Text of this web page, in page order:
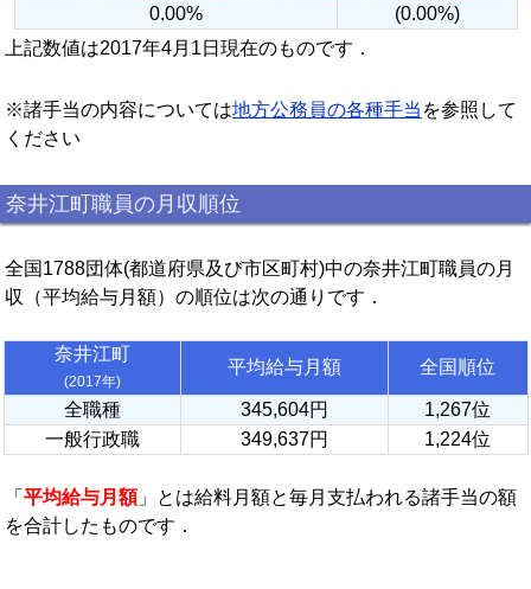
0.00%
(0.00%)
上記数値は2017年4月1日現在のものです．
※諸手当の内容については地方公務員の各種手当 を参照して
ください
奈井江町職員の月収順位
全国1788団体(都道府県及び市区町村)中の奈井江町職員の月
収（平均給与月額）の順位は次の通りです．
奈井江町
(2017年)
平均給与月額 全国順位
全職種 345,604円
1,267位
一般行政職
349,637円 1,224位
「 平均給与月額」とは給料月額と毎月支払われる諸手当の額
を合計したものです．